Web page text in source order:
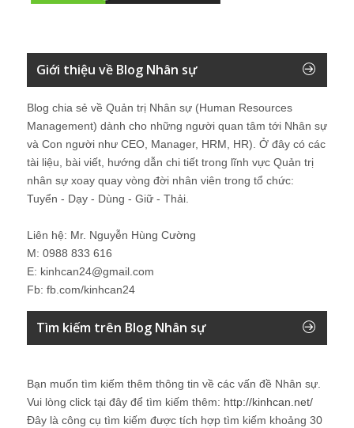
Giới thiệu về Blog Nhân sự
Blog chia sẻ về Quản trị Nhân sự (Human Resources
Management) dành cho những người quan tâm tới Nhân sự
và Con người như CEO, Manager, HRM, HR). Ở đây có các
tài liệu, bài viết, hướng dẫn chi tiết trong lĩnh vực Quản trị
nhân sự xoay quay vòng đời nhân viên trong tổ chức:
Tuyển - Dạy - Dùng - Giữ - Thải.
Liên hệ: Mr. Nguyễn Hùng Cường
M: 0988 833 616
E: kinhcan24@gmail.com
Fb: fb.com/kinhcan24
Tìm kiếm trên Blog Nhân sự
Bạn muốn tìm kiếm thêm thông tin về các vấn đề Nhân sự
Vui lòng click tại đây để tìm kiếm thêm: http://kinhcan.net/
Đây là công cụ tìm kiếm được tích hợp tìm kiếm khoảng 30